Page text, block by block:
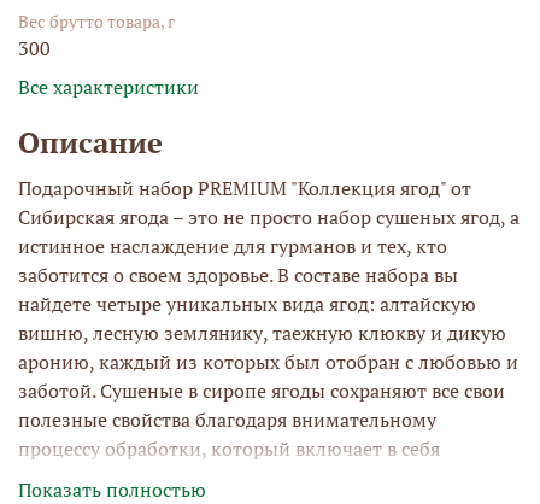
Вес брутто товара, г
300
Все характеристики
Описание
Подарочный набор PREMIUM "Коллекция ягод" от
Сибирская ягода – это не просто набор сушеных ягод, а
истинное наслаждение для гурманов и тех, кто
заботится о своем здоровье. В составе набора вы
найдете четыре уникальных вида ягод: алтайскую
вишню, лесную землянику, таежную клюкву и дикую
аронию, каждый из которых был отобран с любовью и
заботой. Сушеные в сиропе ягоды сохраняют все свои
полезные свойства благодаря внимательному
процессу обработки, который включает в себя
воздействие жаркого солнца и морозных ночей.
Показать полностью